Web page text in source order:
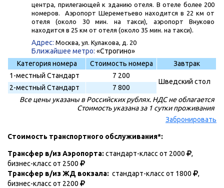
центра, прилегающей к зданию отеля. В отеле более 200
номеров. Аэропорт Шереметьево находится в 22 км от
отеля (около 30 мин. на такси), аэропорт Внуково
находится в 25 км от отеля (около 35 мин. на такси).
Адрес: Москва, ул. Кулакова, д. 20
Ближайшее метро: «Строгино»
Категория номера
Стоимость номера
Завтрак
1-местный Стандарт
7 200
Шведский стол
2-местный Стандарт
7 800
Все цены указаны в Российских рублях. НДС не облагается
Стоимость указана за 1 сутки проживания
Забронировать
Стоимость транспортного обслуживания*:
Трансфер в/из Аэропорта: стандарт-класс от 2000
,
бизнес-класс от 2500
Трансфер в/из ЖД вокзала: стандарт-класс от 1800
,
бизнес-класс от 2200